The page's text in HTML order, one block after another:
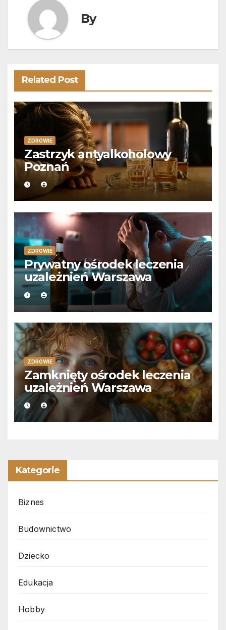
By
Related Post
ZDROWIE
Zastrzyk antyalkoholowy
Poznań
ZDROWIE
Prywatny ośrodek leczenia
uzależnień Warszawa
ZDROWIE
Zamknięty ośrodek leczenia
uzależnień Warszawa
Kategorie
Biznes
Budownictwo
Dziecko
Edukacja
Hobby